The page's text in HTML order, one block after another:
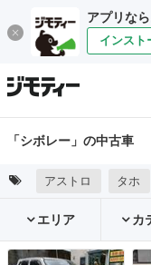
アプリな
インスト
「シボレー」の中古車
アストロ タホ
エリア カ